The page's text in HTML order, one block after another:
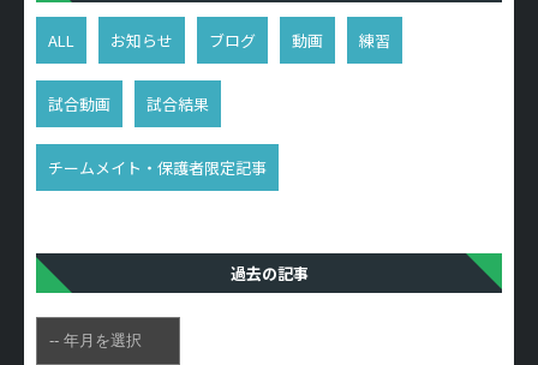
ALL お知らせ ブログ 動画 練習
試合動画 試合結果
チームメイト・保護者限定記事
過去の記事